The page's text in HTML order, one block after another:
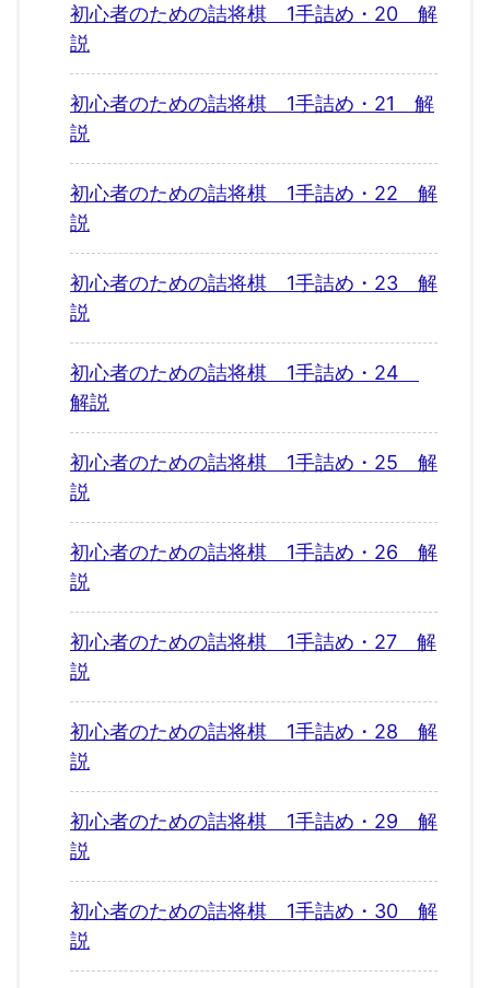
初心者のための詰将棋 1手詰め・20 解
説
初心者のための詰将棋 1手詰め・21 解
説
初心者のための詰将棋 1手詰め・22 解
説
初心者のための詰将棋 1手詰め・23 解
説
初心者のための詰将棋 1手詰め・24
解説
初心者のための詰将棋 1手詰め・25 解
説
初心者のための詰将棋 1手詰め・26 解
説
初心者のための詰将棋 1手詰め・27 解
説
初心者のための詰将棋 1手詰め・28 解
説
初心者のための詰将棋 1手詰め・29 解
説
初心者のための詰将棋 1手詰め・30 解
説